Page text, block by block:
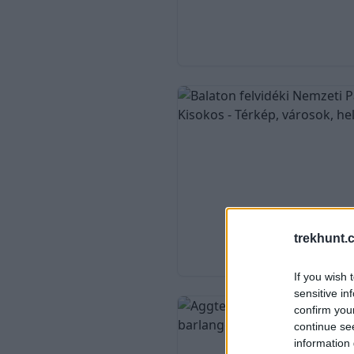
If you wish
sensitive
confirm
continue
information